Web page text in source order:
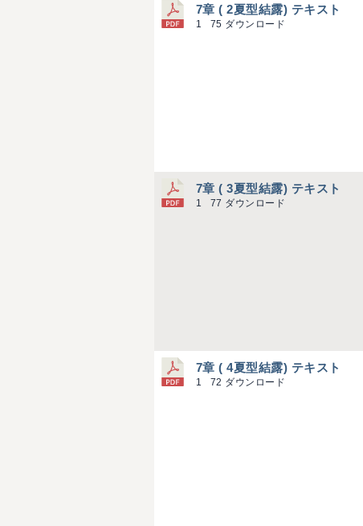
7章 ( 2夏型結露) テキスト
1 75 ダウンロード
7章 ( 3夏型結露) テキスト
1 77 ダウンロード
7章 ( 4夏型結露) テキスト
1 72 ダウンロード